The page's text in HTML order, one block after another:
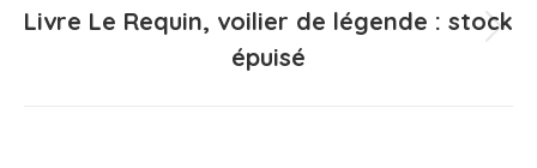
suivant
Livre Le Requin, voilier de légende : stock
épuisé